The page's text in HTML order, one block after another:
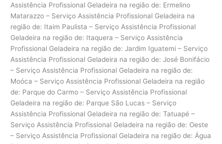
Assistência Profissional Geladeira na região de: Ermelino
Matarazzo – Serviço Assistência Profissional Geladeira na
região de: Itaim Paulista – Serviço Assistência Profissional
Geladeira na região de: Itaquera – Serviço Assistência
Profissional Geladeira na região de: Jardim Iguatemi – Serviço
Assistência Profissional Geladeira na região de: José Bonifácio
– Serviço Assistência Profissional Geladeira na região de:
Moóca – Serviço Assistência Profissional Geladeira na região
de: Parque do Carmo – Serviço Assistência Profissional
Geladeira na região de: Parque São Lucas – Serviço
Assistência Profissional Geladeira na região de: Tatuapé –
Serviço Assistência Profissional Geladeira na região de: Oeste
– Serviço Assistência Profissional Geladeira na região de: Água